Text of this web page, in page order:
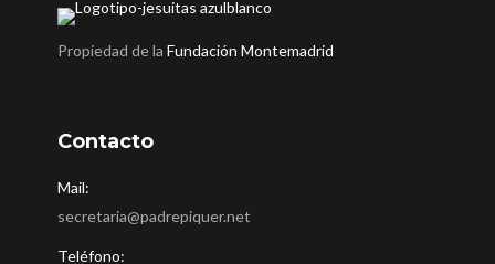
Propiedad de laFundación Montemadrid
Contacto
Mail:
secretaria@padrepiquer.net
Teléfono: